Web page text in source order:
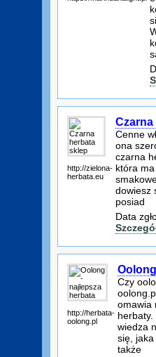
http://zielona-
herbata.eu
Cenne
ona
czarna
która
dowiesz
posiad
Data
http://herbata-
oolong.pl
Czy
omawia
herbaty.
wiedza
się,
także